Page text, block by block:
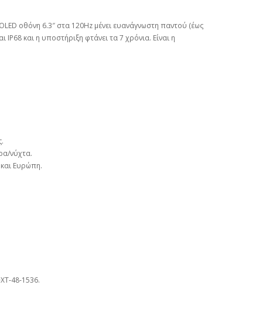
οθόνη 6.3″ στα 120Hz μένει ευανάγνωστη παντού (έως
και η υποστήριξη φτάνει τα 7 χρόνια. Είναι η
νύχτα.
και Ευρώπη.